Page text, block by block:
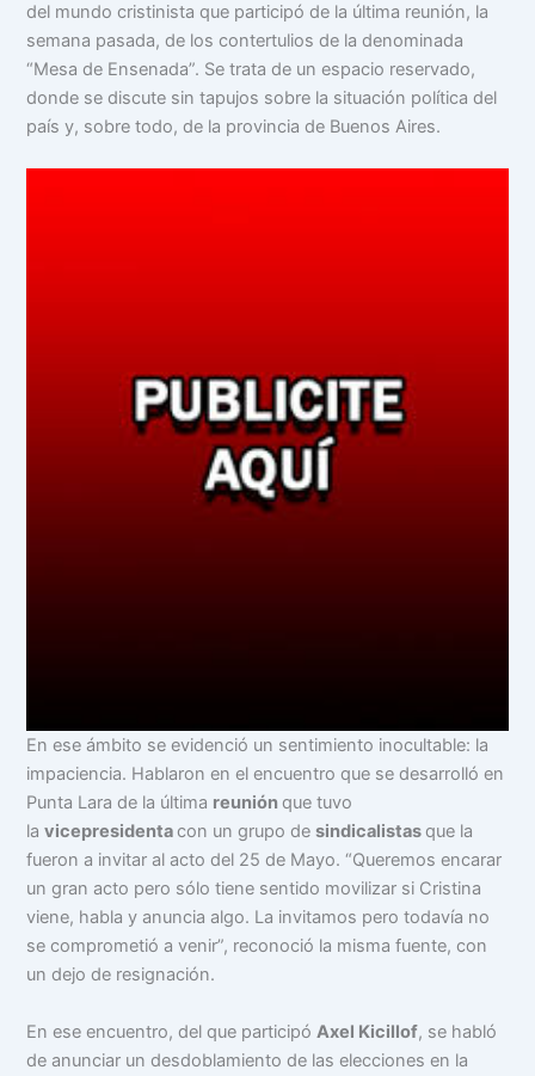
del mundo cristinista que participó de la última reunión, la
semana pasada, de los contertulios de la denominada
“Mesa de Ensenada”. Se trata de un espacio reservado,
donde se discute sin tapujos sobre la situación política del
país y, sobre todo, de la provincia de Buenos Aires.
En ese ámbito se evidenció un sentimiento inocultable: la
impaciencia. Hablaron en el encuentro que se desarrolló en
Punta Lara de la última reunión que tuvo
lavicepresidenta con un grupo desindicalistas que la
fueron a invitar al acto del 25 de Mayo. “Queremos encarar
un gran acto pero sólo tiene sentido movilizar si Cristina
viene, habla y anuncia algo. La invitamos pero todavía no
se comprometió a venir”, reconoció la misma fuente, con
un dejo de resignación.
En ese encuentro, del que participóAxel Kicillof, se habló
de anunciar un desdoblamiento de las elecciones en la